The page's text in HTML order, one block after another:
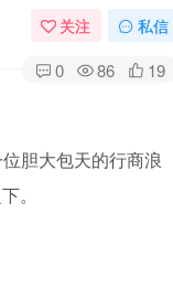
关注 私信
0 86 19
胆大包天的行商浪
。